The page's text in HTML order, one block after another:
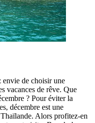
envie de choisir une
vacances de rêve. Que
? Pour éviter la
décembre est une
Alors profitez-en